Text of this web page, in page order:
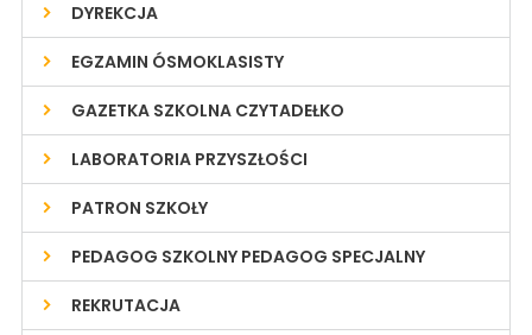
DYREKCJA
EGZAMIN ÓSMOKLASISTY
GAZETKA SZKOLNA CZYTADEŁKO
LABORATORIA PRZYSZŁOŚCI
PATRON SZKOŁY
PEDAGOG SZKOLNY PEDAGOG SPECJALNY
REKRUTACJA